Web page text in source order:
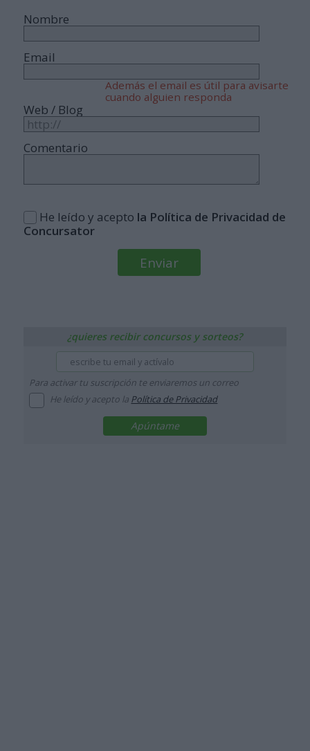
Nombre
Email
Además el email es útil para avisarte
cuando alguien responda
Web / Blog
Comentario
He leído y acepto la Política de Privacidad de
Concursator
¿quieres recibir concursos y sorteos?
Para activar tu suscripción te enviaremos un correo
He leído y acepto la Política de Privacidad